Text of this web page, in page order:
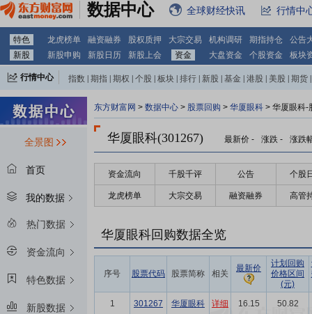
数据中心 全球财经快讯 行情中
特色 龙虎榜单 融资融券 股权质押 大宗交易 机构调研 期指持仓
公告
新股
新股申购 新股日历 新股上会 资金 大盘资金 个股资金 板块
行情中心 指数 期指 期权 个股 板块 排行 新股 基金 港股 美股 期货
全景图
首页
我的数据
热门数据
资金流向
特色数据
新股数据
东方财富网 > 数据中心 > 股票回购 > 华厦眼科 > 华厦眼科-
华厦眼科(301267) 最新价 - 涨跌 - 涨跌
资金流向 千股千评 公告 个股
龙虎榜单 大宗交易 融资融券 高管
华厦眼科回购数据全览
序号 股票代码 股票简称 相关
最新价
计划回购
价格区间
(元)
1 301267 华厦眼科 详细 16.15 50.82